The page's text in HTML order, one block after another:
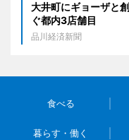
大井町にギョーザと
ぐ都内3店舗目
品川経済新聞
食べる
暮らす・働く